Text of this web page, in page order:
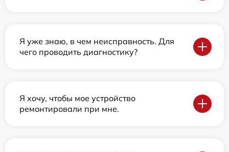
Я уже знаю, в чем неисправность. Для
чего проводить диагностику?
Я хочу, чтобы мое устройство
ремонтировали при мне.